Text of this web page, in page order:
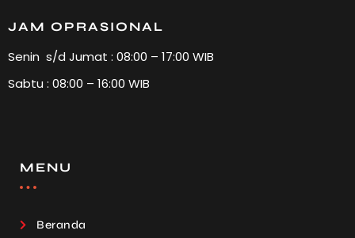
JAM OPRASIONAL
Senin s/d Jumat : 08:00 – 17:00 WIB
Sabtu : 08:00 – 16:00 WIB
MENU
Beranda